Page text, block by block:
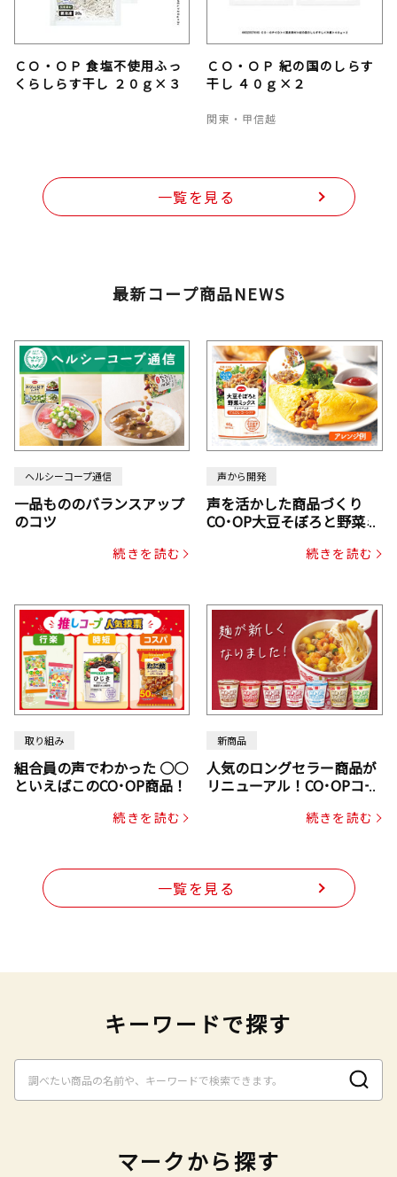
ＣＯ・ＯＰ 食塩不使用ふっ
くらしらす干し ２０ｇ×３
ＣＯ・ＯＰ 紀の国のしらす
干し ４０ｇ×２
関東・甲信越
一覧を見る
最新コープ商品NEWS
ヘルシーコープ通信
一品もののバランスアップ
のコツ
続きを読む
声から開発
声を活かした商品づくり
CO･OP大豆そぼろと野菜ミ
じん・コーン入り）続きを読む
取り組み
組合員の声でわかった ○○
といえばこのCO･OP商品！
続きを読む
新商品
人気のロングセラー商品が
リニューアル！CO･OPコー
続きを読む
一覧を見る
キーワードで探す
マークから探す